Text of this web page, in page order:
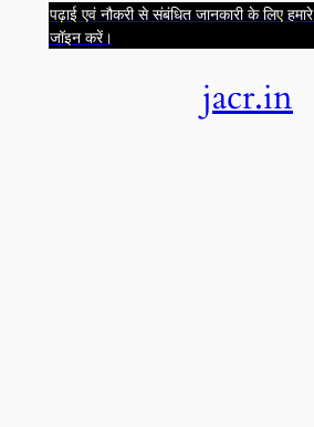
पढ़ाई एवं नौकरी से संबंधित जानकारी के लिए हमारे
जॉइन करें।
jacr.in